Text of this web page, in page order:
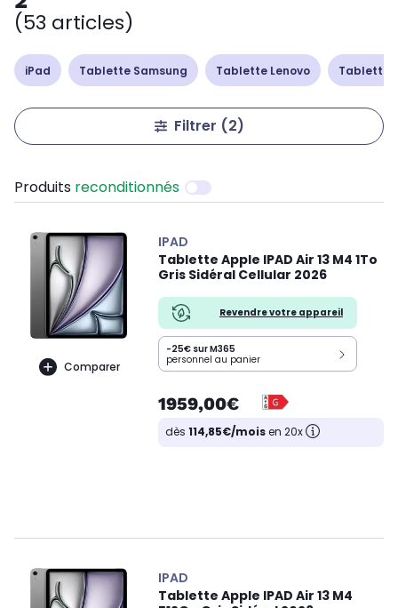
(53 articles)
iPad Tablette Samsung Tablette Lenovo Tablette
Filtrer (2)
Produits reconditionnés
Comparer
IPAD
Tablette Apple IPAD Air 13 M4 1To
Gris Sidéral Cellular 2026
Revendre votre appareil
-25€ sur M365
personnel au panier
1959,00€
dès 114,85€/moisen 20x
IPAD
Tablette Apple IPAD Air 13 M4